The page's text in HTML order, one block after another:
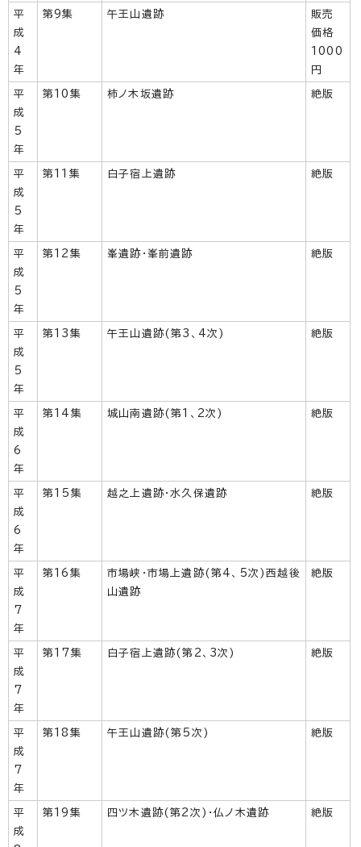
平
成
4
年
第9集 午王山遺跡
販売
価格
1000
円
平
成
5
年
第10集 柿ノ木坂遺跡 絶版
平
成
5
年
第11集 白子宿上遺跡 絶版
平
成
5
年
第12集 峯遺跡・峯前遺跡 絶版
平
成
5
年
第13集 午王山遺跡(第3、4次) 絶版
平
成
6
年
第14集 城山南遺跡(第1、2次) 絶版
平
成
6
年
第15集 越之上遺跡・水久保遺跡 絶版
平
成
7
年
第16集
市場峡・市場上遺跡(第4、5次)西越後
山遺跡
絶版
平
成
7
年
第17集 白子宿上遺跡(第2、3次) 絶版
平
成
7
年
第18集 午王山遺跡(第5次) 絶版
平
成
第19集 四ツ木遺跡(第2次)・仏ノ木遺跡 絶版